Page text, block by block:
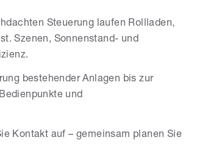
Steuerung laufen Rollladen,
Szenen, Sonnenstand- und
bestehender Anlagen bis zur
und
Kontakt auf – gemeinsam planen Sie